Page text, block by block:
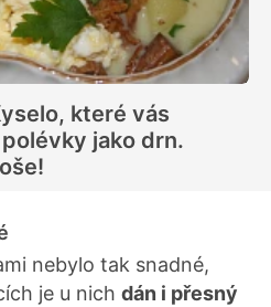
které vás
jako drn.
nebylo tak snadné,
je u nich dán i přesný